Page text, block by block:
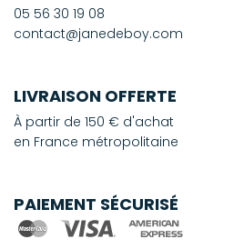
05 56 30 19 08
contact@janedeboy.com
LIVRAISON OFFERTE
À partir de 150 € d'achat
en France métropolitaine
PAIEMENT SÉCURISÉ